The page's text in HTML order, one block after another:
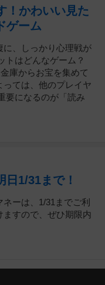
！かわいい見た
ゲーム
に、しっかり心理戦が
トはどんなゲーム？
庫からお宝を集めて
ては、他のプレイヤ
要になるのが「読み
1/31まで！
ーは、1/31までご利
ますので、ぜひ期限内